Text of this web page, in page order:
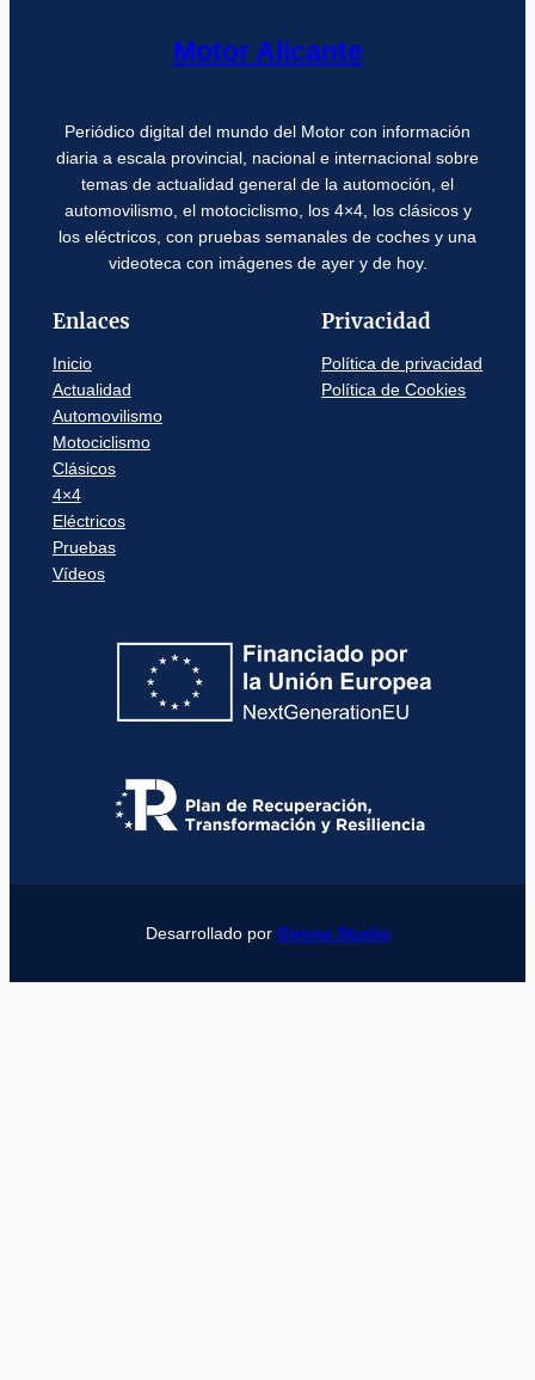
Motor Alicante
Periódico digital del mundo del Motor con información
diaria a escala provincial, nacional e internacional sobre
temas de actualidad general de la automoción, el
automovilismo, el motociclismo, los 4×4, los clásicos y
los eléctricos, con pruebas semanales de coches y una
videoteca con imágenes de ayer y de hoy.
Enlaces
Inicio
Actualidad
Automovilismo
Motociclismo
Clásicos
4×4
Eléctricos
Pruebas
Vídeos
Privacidad
Política de privacidad
Política de Cookies
Desarrollado por Girona Studio